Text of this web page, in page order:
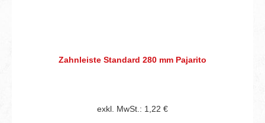
Zahnleiste Standard 280 mm Pajarito
exkl. MwSt.: 1,22 €